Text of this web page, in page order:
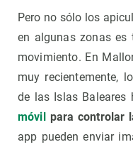
Pero no sólo los
en algunas zonas
movimiento. En
muy recientemente,
de las Islas
móvilpara controlar
app pueden enviar